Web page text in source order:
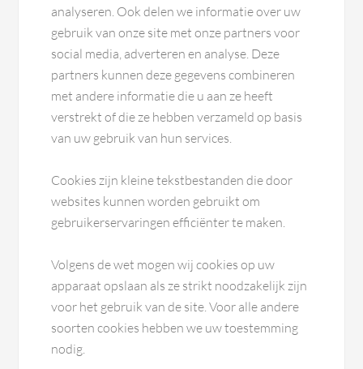
analyseren. Ook delen we informatie over uw
gebruik van onze site met onze partners voor
social media, adverteren en analyse. Deze
partners kunnen deze gegevens combineren
met andere informatie die u aan ze heeft
verstrekt of die ze hebben verzameld op basis
van uw gebruik van hun services.
Cookies zijn kleine tekstbestanden die door
websites kunnen worden gebruikt om
gebruikerservaringen efficiënter te maken.
Volgens de wet mogen wij cookies op uw
apparaat opslaan als ze strikt noodzakelijk zijn
voor het gebruik van de site. Voor alle andere
soorten cookies hebben we uw toestemming
nodig.